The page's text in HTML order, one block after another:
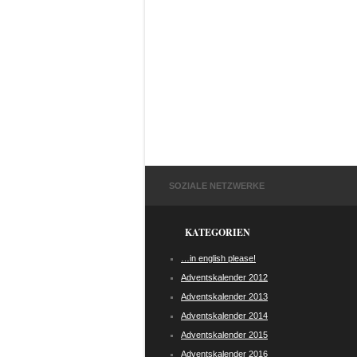
SOZIALE NETZWERKE
KATEGORIEN
…in english please!
Adventskalender 2012
Adventskalender 2013
Adventskalender 2014
Adventskalender 2015
Adventskalender 2016